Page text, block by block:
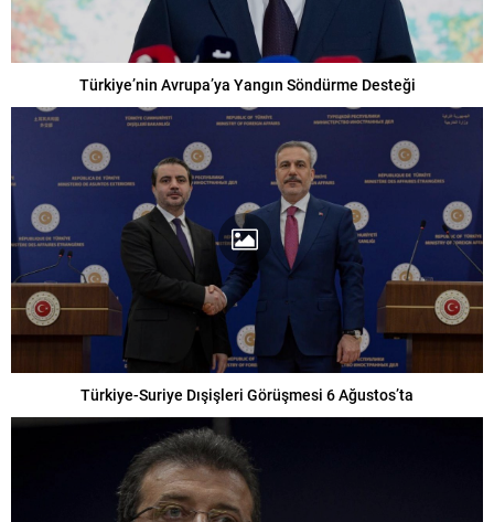
Türkiye’nin Avrupa’ya Yangın Söndürme Desteği
Türkiye-Suriye Dışişleri Görüşmesi 6 Ağustos’ta